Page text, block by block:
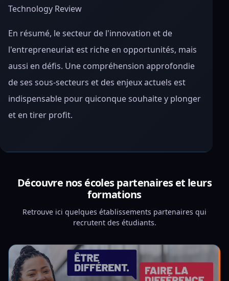
Technology Review
En résumé, le secteur de l'innovation et de
l'entrepreneuriat est riche en opportunités, mais
aussi en défis. Une compréhension approfondie
de ses sous-secteurs et des enjeux actuels est
indispensable pour quiconque souhaite y plonger
et en tirer profit.
Découvre nos écoles partenaires et leurs
formations
Retrouve ici quelques établissements partenaires qui
recrutent des étudiants.